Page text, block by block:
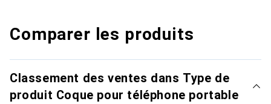
Comparer les produits
Classement des ventes dans Type de
produit Coque pour téléphone portable